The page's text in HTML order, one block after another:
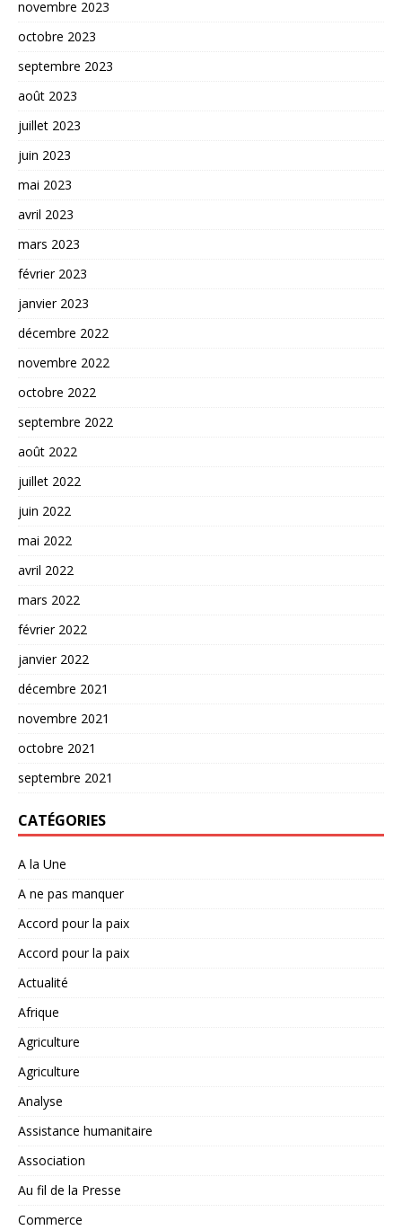
novembre 2023
octobre 2023
septembre 2023
août 2023
juillet 2023
juin 2023
mai 2023
avril 2023
mars 2023
février 2023
janvier 2023
décembre 2022
novembre 2022
octobre 2022
septembre 2022
août 2022
juillet 2022
juin 2022
mai 2022
avril 2022
mars 2022
février 2022
janvier 2022
décembre 2021
novembre 2021
octobre 2021
septembre 2021
CATÉGORIES
A la Une
A ne pas manquer
Accord pour la paix
Accord pour la paix
Actualité
Afrique
Agriculture
Agriculture
Analyse
Assistance humanitaire
Association
Au fil de la Presse
Commerce